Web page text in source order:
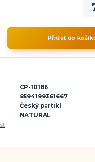
Přidat do
CP-10186
8594199361667
Český partikl
NATURAL